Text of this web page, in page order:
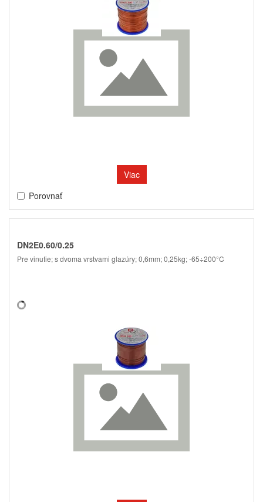
Viac
Porovnať
DN2E0.60/0.25
Pre vinutie; s dvoma vrstvami glazúry; 0,6mm; 0,25kg; -65÷200°C